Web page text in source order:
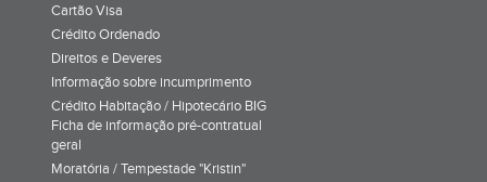
Cartão Visa
Crédito Ordenado
Direitos e Deveres
Informação sobre incumprimento
Crédito Habitação / Hipotecário BIG
Ficha de informação pré-contratual
geral
Moratória / Tempestade "Kristin"